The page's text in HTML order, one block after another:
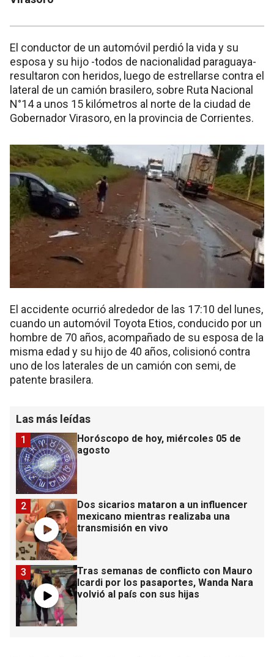
El conductor de un automóvil perdió la vida y su
esposa y su hijo -todos de nacionalidad paraguaya-
resultaron con heridos, luego de estrellarse contra el
lateral de un camión brasilero, sobre Ruta Nacional
N°14 a unos 15 kilómetros al norte de la ciudad de
Gobernador Virasoro, en la provincia de Corrientes.
El accidente ocurrió alrededor de las 17:10 del lunes,
cuando un automóvil Toyota Etios, conducido por un
hombre de 70 años, acompañado de su esposa de la
misma edad y su hijo de 40 años, colisionó contra
uno de los laterales de un camión con semi, de
patente brasilera.
Las más leídas
Horóscopo de hoy, miércoles 05 de
agosto
1
Dos sicarios mataron a un influencer
mexicano mientras realizaba una
transmisión en vivo
2
Tras semanas de conflicto con Mauro
Icardi por los pasaportes, Wanda Nara
volvió al país con sus hijas
3